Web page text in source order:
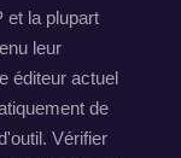
et la plupart
leur
éditeur actuel
de
Vérifier